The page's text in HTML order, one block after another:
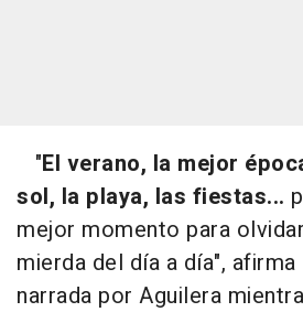
"El verano, la mejor
sol, la playa, las fiestas...
mejor momento para
mierda del día a día",
narrada por Aguilera